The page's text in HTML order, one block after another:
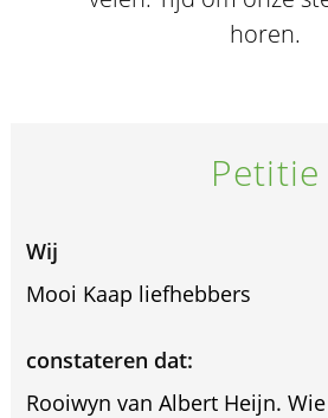
horen.
Petitie
Wij
Mooi Kaap liefhebbers
constateren dat:
Rooiwyn van Albert Heijn.